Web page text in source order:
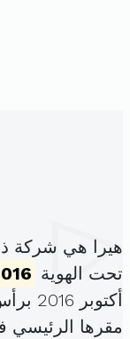
هيرا هي شركة
تحت الهوية
أكتوبر 2016 برأس مال قدره